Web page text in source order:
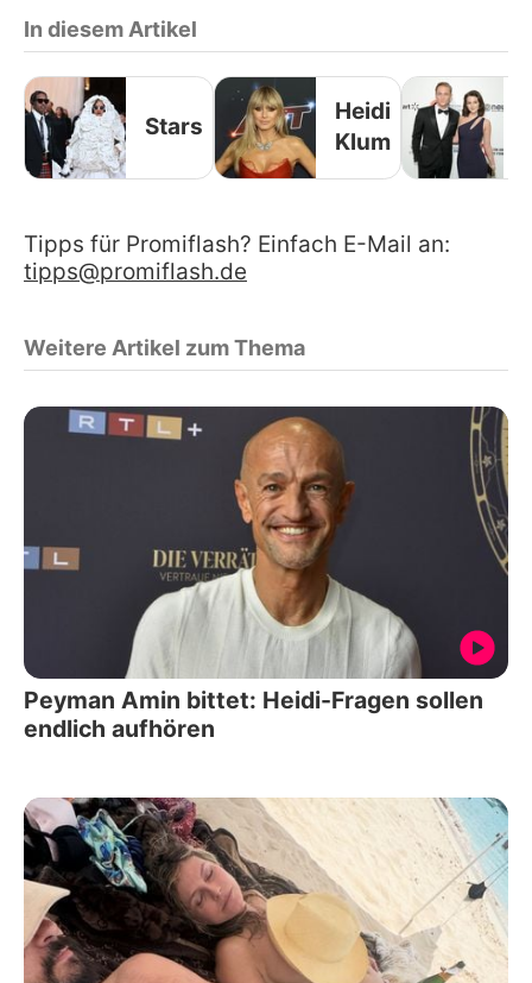
In diesem Artikel
Stars
Heidi
Klum
Tipps für Promiflash? Einfach E-Mail an:
tipps@promiflash.de
Weitere Artikel zum Thema
Peyman Amin bittet: Heidi-Fragen sollen
endlich aufhören